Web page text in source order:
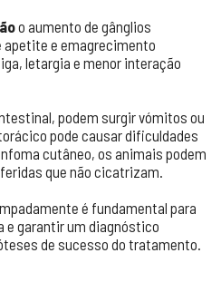
o aumento de gânglios
apetite e emagrecimento
letargia e menor interação
podem surgir vómitos ou
pode causar dificuldades
cutâneo, os animais podem
que não cicatrizam.
é fundamental para
e garantir um diagnóstico
de sucesso do tratamento.